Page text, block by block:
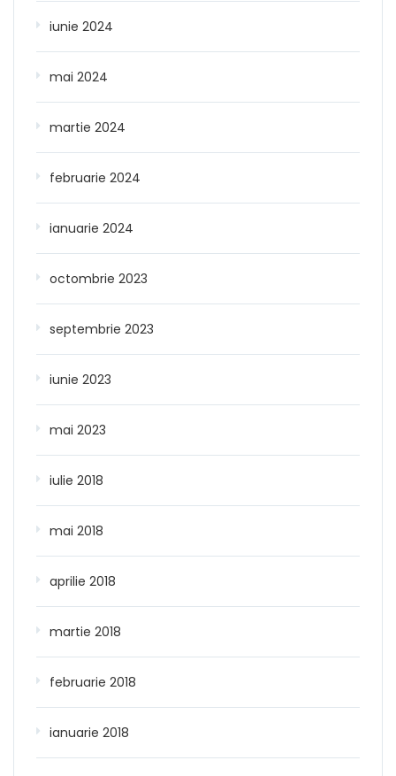
iunie 2024
mai 2024
martie 2024
februarie 2024
ianuarie 2024
octombrie 2023
septembrie 2023
iunie 2023
mai 2023
iulie 2018
mai 2018
aprilie 2018
martie 2018
februarie 2018
ianuarie 2018